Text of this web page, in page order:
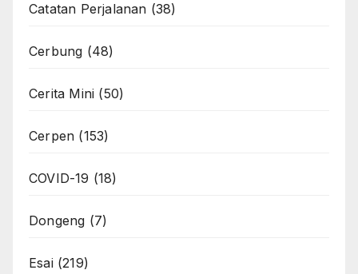
Catatan Perjalanan (38)
Cerbung (48)
Cerita Mini (50)
Cerpen (153)
COVID-19 (18)
Dongeng (7)
Esai(219)